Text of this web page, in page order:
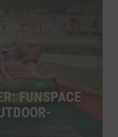
FUNSPACE